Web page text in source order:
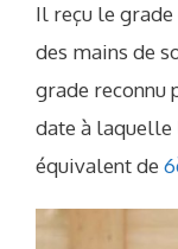
Il reçu le grade
des mains de
grade reconnu
date à
équivalent de